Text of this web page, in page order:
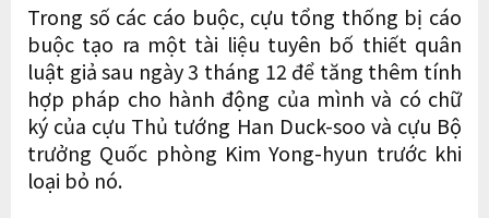
Trong số các cáo buộc, cựu tổng thống bị cáo
buộc tạo ra một tài liệu tuyên bố thiết quân
luật giả sau ngày 3 tháng 12 để tăng thêm tính
hợp pháp cho hành động của mình và có chữ
ký của cựu Thủ tướng Han Duck-soo và cựu Bộ
trưởng Quốc phòng Kim Yong-hyun trước khi
loại bỏ nó.